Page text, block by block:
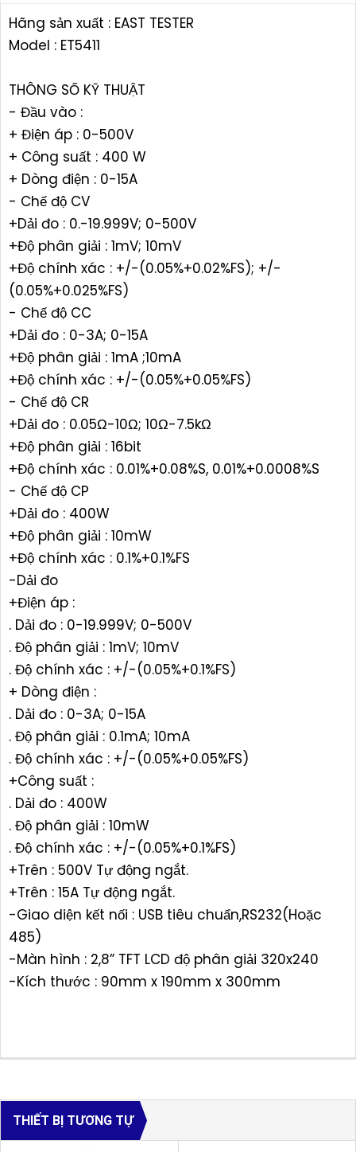
Hãng sản xuất : EAST TESTER
Model : ET5411
THÔNG SỐ KỸ THUẬT
- Đầu vào :
+ Điện áp : 0-500V
+ Công suất : 400 W
+ Dòng điện : 0-15A
- Chế độ CV
+Dải đo : 0.-19.999V; 0-500V
+Độ phân giải : 1mV; 10mV
+Độ chính xác : +/-(0.05%+0.02%FS); +/-
(0.05%+0.025%FS)
- Chế độ CC
+Dải đo : 0-3A; 0-15A
+Độ phân giải : 1mA ;10mA
+Độ chính xác : +/-(0.05%+0.05%FS)
- Chế độ CR
+Dải đo : 0.05Ω-10Ω; 10Ω-7.5kΩ
+Độ phân giải : 16bit
+Độ chính xác : 0.01%+0.08%S, 0.01%+0.0008%S
- Chế độ CP
+Dải đo : 400W
+Độ phân giải : 10mW
+Độ chính xác : 0.1%+0.1%FS
-Dải đo
+Điện áp :
. Dải đo : 0-19.999V; 0-500V
. Độ phân giải : 1mV; 10mV
. Độ chính xác : +/-(0.05%+0.1%FS)
+ Dòng điện :
. Dải đo : 0-3A; 0-15A
. Độ phân giải : 0.1mA; 10mA
. Độ chính xác : +/-(0.05%+0.05%FS)
+Công suất :
. Dải đo : 400W
. Độ phân giải : 10mW
. Độ chính xác : +/-(0.05%+0.1%FS)
+Trên : 500V Tự động ngắt.
+Trên : 15A Tự động ngắt.
-Giao diện kết nối : USB tiêu chuẩn,RS232(Hoặc
485)
-Màn hình : 2,8” TFT LCD độ phân giải 320x240
-Kích thước : 90mm x 190mm x 300mm
THIẾT BỊ TƯƠNG TỰ